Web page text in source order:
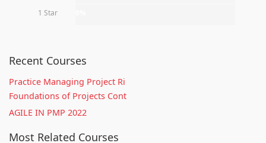
1 Star
Recent Courses
Practice Managing Project Ri
Foundations of Projects Cont
AGILE IN PMP 2022
Most Related Courses